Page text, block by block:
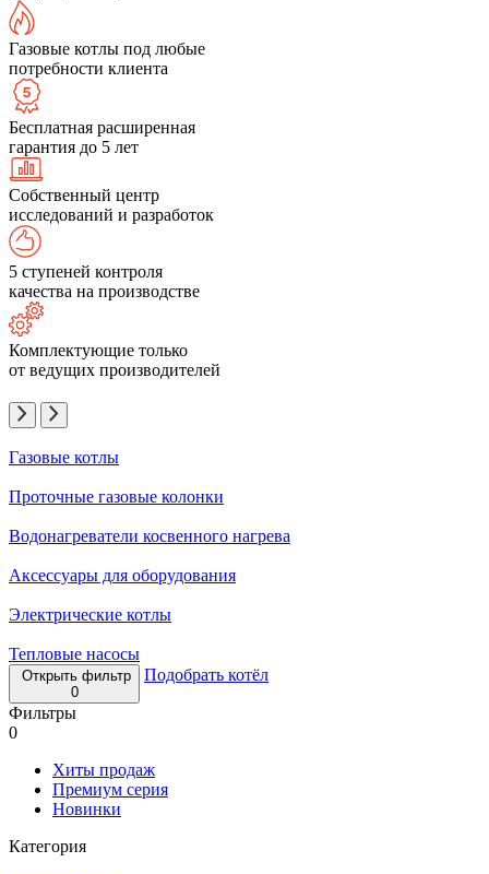
Газовые котлы под любые
потребности клиента
Бесплатная расширенная
гарантия до 5 лет
Собственный центр
исследований и разработок
5 ступеней контроля
качества на производстве
Комплектующие только
от ведущих производителей
Газовые котлы
Проточные газовые колонки
Водонагреватели косвенного нагрева
Аксессуары для оборудования
Электрические котлы
Тепловые насосы
Открыть фильтр
0
Подобрать котёл
Фильтры
0
Хиты продаж
Премиум серия
Новинки
Категория